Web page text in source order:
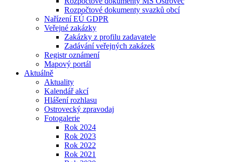
Rozpočtové dokumenty svazků obcí
Nařízení EÚ GDPR
Veřejné zakázky
Zakázky z profilu zadavatele
Zadávání veřejných zakázek
Registr oznámení
Mapový portál
Aktuálně
Aktuality
Kalendář akcí
Hlášení rozhlasu
Ostrovecký zpravodaj
Fotogalerie
Rok 2024
Rok 2023
Rok 2022
Rok 2021